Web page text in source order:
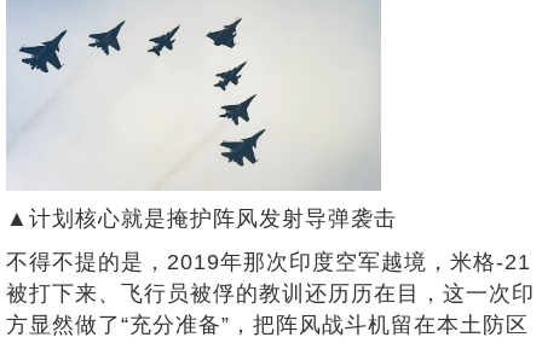
▲计划核心就是掩护阵风发射导弹袭击
不得不提的是，2019年那次印度空军越境，米格-21
被打下来、飞行员被俘的教训还历历在目，这一次印
方显然做了“充分准备”，把阵风战斗机留在本土防区